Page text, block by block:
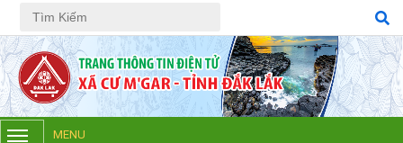
Tiếng Việt Tiếng Anh
MENU